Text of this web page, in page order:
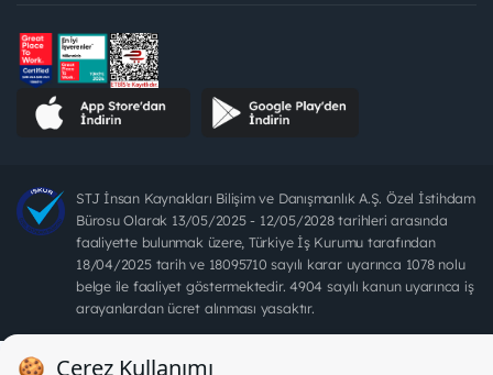
STJ İnsan Kaynakları Bilişim ve Danışmanlık A.Ş. Özel İstihdam
Bürosu Olarak 13/05/2025 - 12/05/2028 tarihleri arasında
faaliyette bulunmak üzere, Türkiye İş Kurumu tarafından
18/04/2025 tarih ve 18095710 sayılı karar uyarınca 1078 nolu
belge ile faaliyet göstermektedir. 4904 sayılı kanun uyarınca iş
arayanlardan ücret alınması yasaktır.